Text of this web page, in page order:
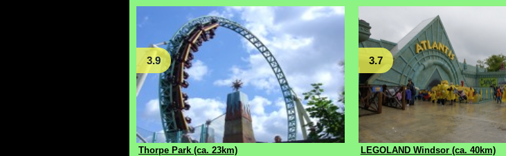
3.9
Thorpe Park (ca. 23km)
3.7
LEGOLAND Windsor (ca. 40km)